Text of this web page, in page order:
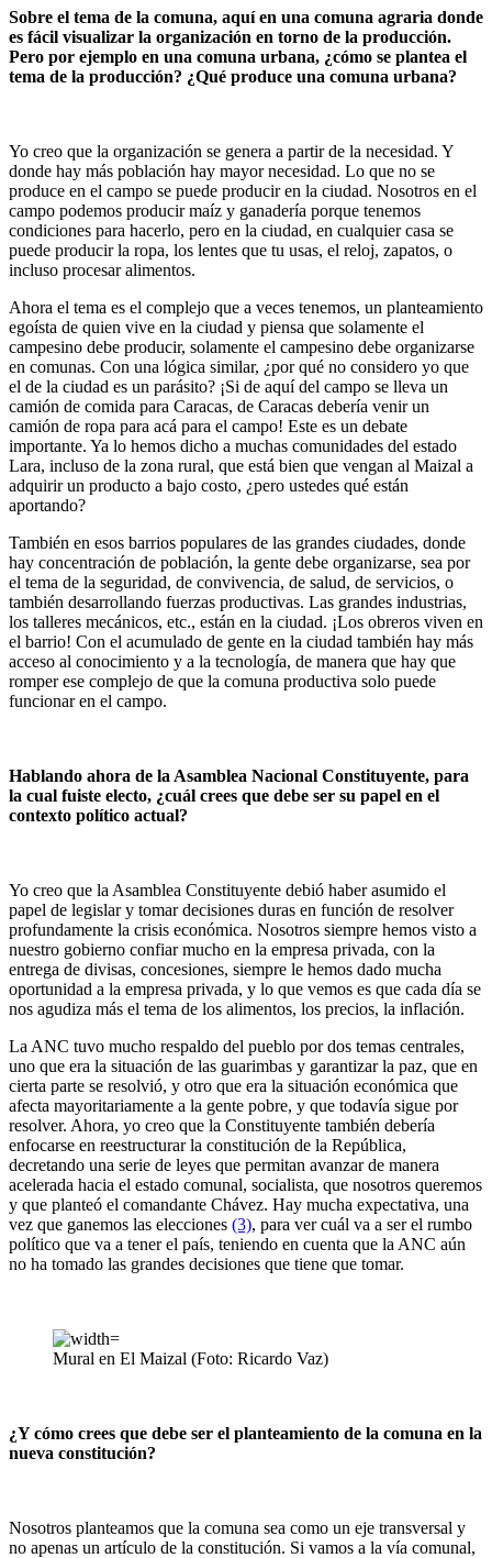
Sobre el tema de la comuna, aquí en una comuna agraria donde
es fácil visualizar la organización en torno de la producción.
Pero por ejemplo en una comuna urbana, ¿cómo se plantea el
tema de la producción? ¿Qué produce una comuna urbana?
Yo creo que la organización se genera a partir de la necesidad. Y
donde hay más población hay mayor necesidad. Lo que no se
produce en el campo se puede producir en la ciudad. Nosotros en el
campo podemos producir maíz y ganadería porque tenemos
condiciones para hacerlo, pero en la ciudad, en cualquier casa se
puede producir la ropa, los lentes que tu usas, el reloj, zapatos, o
incluso procesar alimentos.
Ahora el tema es el complejo que a veces tenemos, un planteamiento
egoísta de quien vive en la ciudad y piensa que solamente el
campesino debe producir, solamente el campesino debe organizarse
en comunas. Con una lógica similar, ¿por qué no considero yo que
el de la ciudad es un parásito? ¡Si de aquí del campo se lleva un
camión de comida para Caracas, de Caracas debería venir un
camión de ropa para acá para el campo! Este es un debate
importante. Ya lo hemos dicho a muchas comunidades del estado
Lara, incluso de la zona rural, que está bien que vengan al Maizal a
adquirir un producto a bajo costo, ¿pero ustedes qué están
aportando?
También en esos barrios populares de las grandes ciudades, donde
hay concentración de población, la gente debe organizarse, sea por
el tema de la seguridad, de convivencia, de salud, de servicios, o
también desarrollando fuerzas productivas. Las grandes industrias,
los talleres mecánicos, etc., están en la ciudad. ¡Los obreros viven en
el barrio! Con el acumulado de gente en la ciudad también hay más
acceso al conocimiento y a la tecnología, de manera que hay que
romper ese complejo de que la comuna productiva solo puede
funcionar en el campo.
Hablando ahora de la Asamblea Nacional Constituyente, para
la cual fuiste electo, ¿cuál crees que debe ser su papel en el
contexto político actual?
Yo creo que la Asamblea Constituyente debió haber asumido el
papel de legislar y tomar decisiones duras en función de resolver
profundamente la crisis económica. Nosotros siempre hemos visto a
nuestro gobierno confiar mucho en la empresa privada, con la
entrega de divisas, concesiones, siempre le hemos dado mucha
oportunidad a la empresa privada, y lo que vemos es que cada día se
nos agudiza más el tema de los alimentos, los precios, la inflación.
La ANC tuvo mucho respaldo del pueblo por dos temas centrales,
uno que era la situación de las guarimbas y garantizar la paz, que en
cierta parte se resolvió, y otro que era la situación económica que
afecta mayoritariamente a la gente pobre, y que todavía sigue por
resolver. Ahora, yo creo que la Constituyente también debería
enfocarse en reestructurar la constitución de la República,
decretando una serie de leyes que permitan avanzar de manera
acelerada hacia el estado comunal, socialista, que nosotros queremos
y que planteó el comandante Chávez. Hay mucha expectativa, una
vez que ganemos las elecciones (3), para ver cuál va a ser el rumbo
político que va a tener el país, teniendo en cuenta que la ANC aún
no ha tomado las grandes decisiones que tiene que tomar.
Mural en El Maizal (Foto: Ricardo Vaz)
¿Y cómo crees que debe ser el planteamiento de la comuna en la
nueva constitución?
Nosotros planteamos que la comuna sea como un eje transversal y
no apenas un artículo de la constitución. Si vamos a la vía comunal,